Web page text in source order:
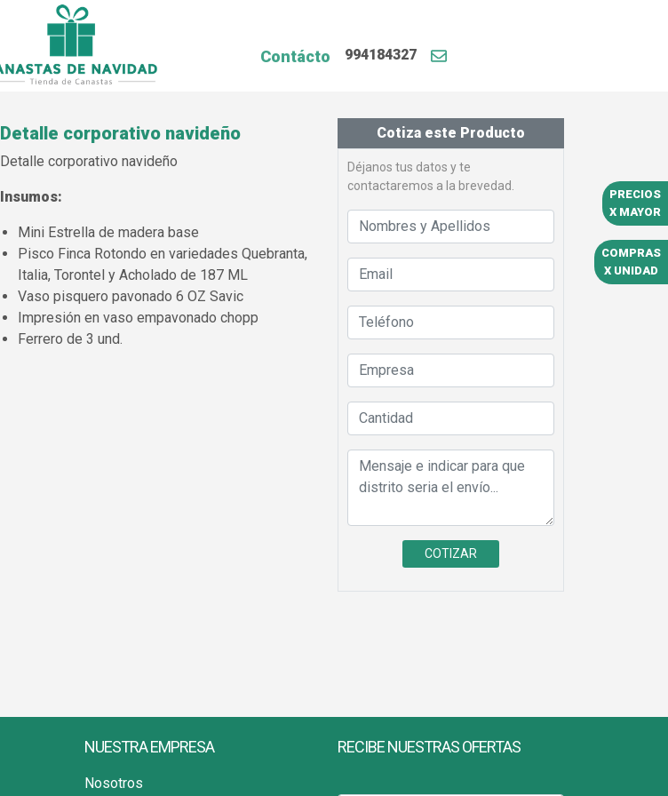
Contácto 994184327
PRECIOS
X MAYOR
COMPRAS
X UNIDAD
Detalle corporativo navideño
Detalle corporativo navideño
Insumos:
Mini Estrella de madera base
Pisco Finca Rotondo en variedades Quebranta,
Italia, Torontel y Acholado de 187 ML
Vaso pisquero pavonado 6 OZ Savic
Impresión en vaso empavonado chopp
Ferrero de 3 und.
Cotiza este Producto
Déjanos tus datos y te
contactaremos a la brevedad.
NUESTRA EMPRESA
Nosotros
RECIBE NUESTRAS OFERTAS